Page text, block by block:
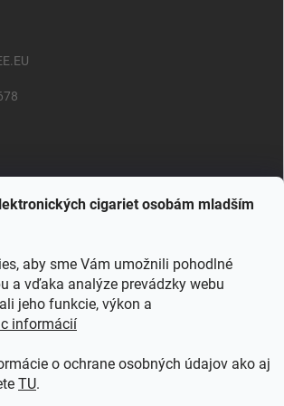
cigariet osobám mladším
aby sme Vám umožnili pohodlné
a vďaka analýze prevádzky webu
jeho funkcie, výkon a
informácií
o ochrane osobných údajov ako aj
TU.
OBCHODNÉ PODMIENKY
A DOPRAVA